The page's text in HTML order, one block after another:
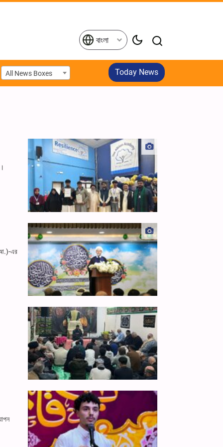
বাংলা
All News Boxes Today News
এর